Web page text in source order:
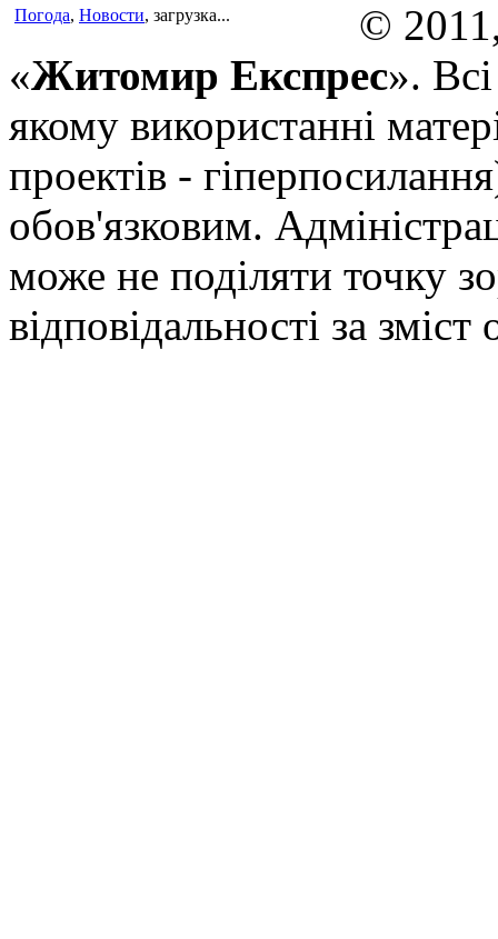
Погода, Новости, загрузка...
©
«Житомир Експрес».
якому використанні
проектів -
обов'язковим.
може не поділяти точку
відповідальності за